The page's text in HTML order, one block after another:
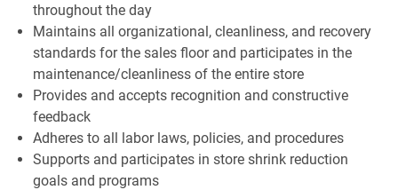
throughout the day
Maintains all organizational, cleanliness, and recovery
standards for the sales floor and participates in the
maintenance/cleanliness of the entire store
Provides and accepts recognition and constructive
feedback
Adheres to all labor laws, policies, and procedures
Supports and participates in store shrink reduction
goals and programs